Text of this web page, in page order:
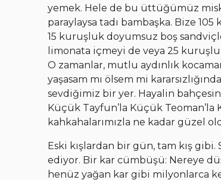
yemek. Hele de bu üttüğümüz
paraylaysa tadı bambaşka. Bize
15 kuruşluk doyumsuz boş
limonata içmeyi de veya 25
O zamanlar, mutlu aydınlık
yaşasam mı ölsem mi
sevdiğimiz bir yer. Hayalin
Küçük Tayfun’la Küçük Teoman’la
kahkahalarımızla ne kadar güzel
Eski kışlardan bir gün, tam kış
ediyor. Bir kar cümbüşü: Nereye
henüz yağan kar gibi milyonlarca